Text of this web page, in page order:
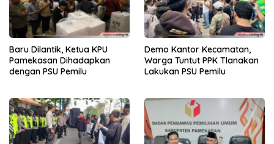
Baru Dilantik, Ketua KPU
Pamekasan Dihadapkan
dengan PSU Pemilu
Demo Kantor Kecamatan,
Warga Tuntut PPK Tlanakan
Lakukan PSU Pemilu